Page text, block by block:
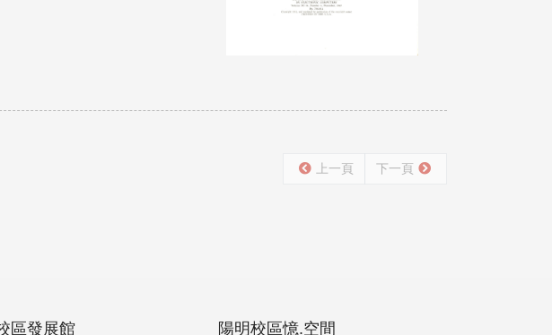
上一頁 下一頁
區發展館 陽明校區憶.空間